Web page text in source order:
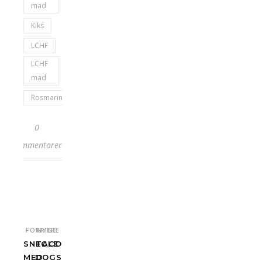
mad
Kiks
LCHF
LCHF
mad
Rosmarin
0
kommentarer
FORRIGE
SNEGLE
MED
NYERE
TACO
DOGS